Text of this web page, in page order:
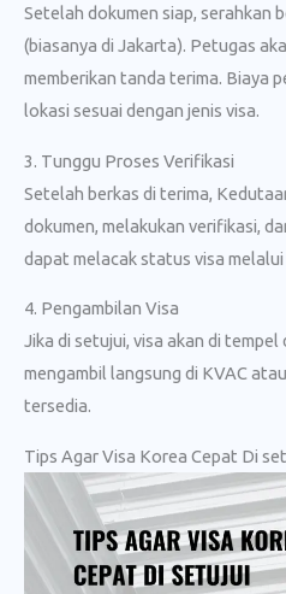
Setelah dokumen siap, serahkan
(biasanya di Jakarta). Petugas
memberikan tanda terima. Biaya
lokasi sesuai dengan jenis visa.
3. Tunggu Proses Verifikasi
Setelah berkas di terima,
dokumen, melakukan verifikasi,
dapat melacak status visa melalui
4. Pengambilan Visa
Jika di setujui, visa akan di tempel
mengambil langsung di KVAC
tersedia.
Tips Agar Visa Korea Cepat Di